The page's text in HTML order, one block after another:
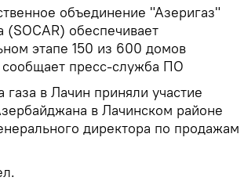
объединение "Азеригаз"
обеспечивает
этапе 150 из 600 домов
пресс-служба ПО
в Лачин приняли участие
в Лачинском районе
директора по продажам